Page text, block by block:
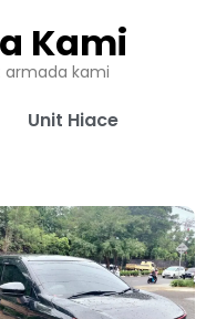
Kami
armada kami
Unit Hiace